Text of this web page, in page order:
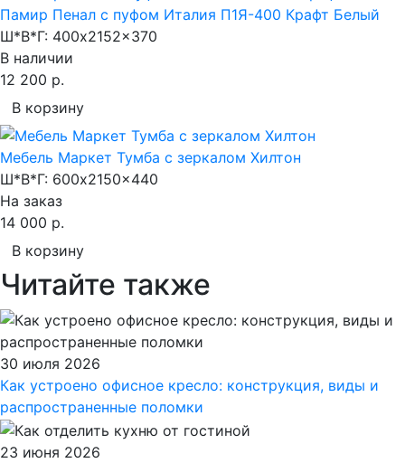
Памир Пенал с пуфом Италия П1Я-400 Крафт Белый
Ш*В*Г: 400x2152x370
В наличии
12 200 р.
В корзину
Мебель Маркет Тумба с зеркалом Хилтон
Ш*В*Г: 600x2150x440
На заказ
14 000 р.
В корзину
Читайте также
30 июля 2026
Как устроено офисное кресло: конструкция, виды и
распространенные поломки
23 июня 2026